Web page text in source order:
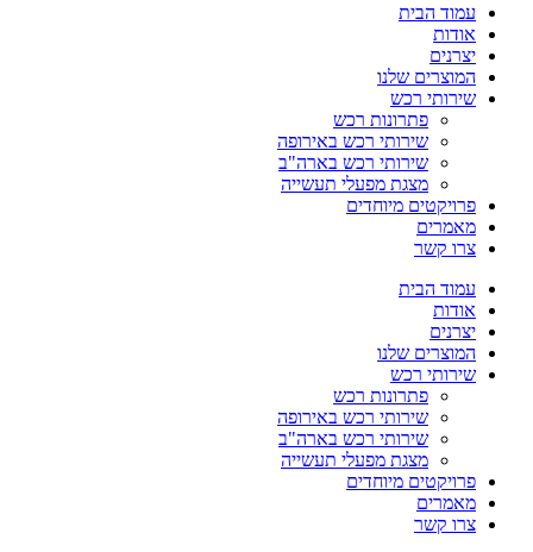
עמוד הבית
אודות
יצרנים
המוצרים שלנו
שירותי רכש
פתרונות רכש
שירותי רכש באירופה
שירותי רכש בארה"ב
מצגת מפעלי תעשייה
פרויקטים מיוחדים
מאמרים
צרו קשר
עמוד הבית
אודות
יצרנים
המוצרים שלנו
שירותי רכש
פתרונות רכש
שירותי רכש באירופה
שירותי רכש בארה"ב
מצגת מפעלי תעשייה
פרויקטים מיוחדים
מאמרים
צרו קשר